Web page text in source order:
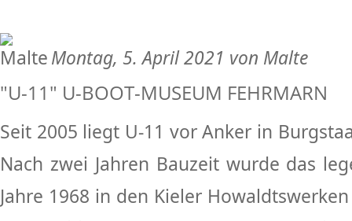
Montag, 5. April 2021 von Malte
"U-11" U-BOOT-MUSEUM FEHRMARN
Seit 2005 liegt U-11 vor Anker in
Nach zwei Jahren Bauzeit wurde das
Jahre 1968 in den Kieler